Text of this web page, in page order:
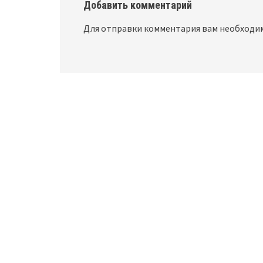
Добавить комментарий
Для отправки комментария вам